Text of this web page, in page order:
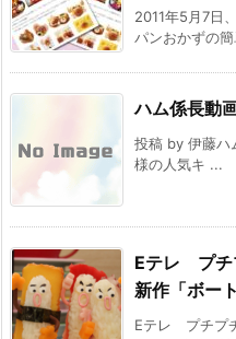
2011年5月7日
パンおかずの
ハム係長動
投稿 by 伊藤ハ
様の人気キ ...
Eテレ プチ
新作「ボー
Eテレ プチプ